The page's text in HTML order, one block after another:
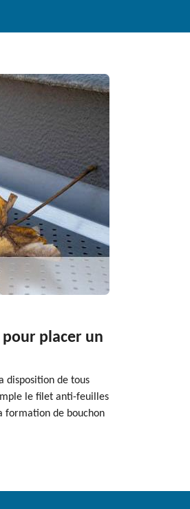
placer un
disposition de tous
le filet anti-feuilles
formation de bouchon